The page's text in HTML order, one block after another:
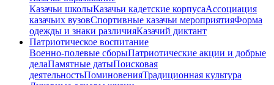
Казачьи школыКазачьи кадетские корпусаАссоциация
казачьих вузовСпортивные казачьи мероприятияФорма
одежды и знаки различияКазачий диктант
Патриотическое воспитание
Военно-полевые сборыПатриотические акции и добрые
делаПамятные датыПоисковая
деятельностьПоминовенияТрадиционная культура